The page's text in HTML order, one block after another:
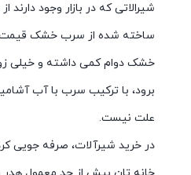
شیرالاتی که در بازار وجود
ساخته شده از سرب خشک قیمت
خشک دوام کمی داشته و خیلی
برود، با ترکیب سرب با آب
علت نیست.
در خرید شیرآلات، صرفه